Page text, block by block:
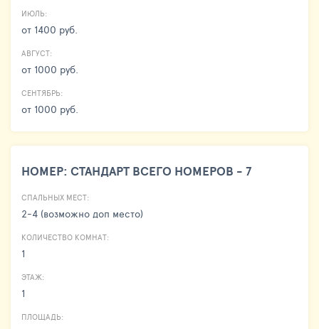
ИЮЛЬ:
от 1400 руб.
АВГУСТ:
от 1000 руб.
СЕНТЯБРЬ:
от 1000 руб.
НОМЕР: СТАНДАРТ ВСЕГО НОМЕРОВ - 7
СПАЛЬНЫХ МЕСТ:
2-4 (возможно доп место)
КОЛИЧЕСТВО КОМНАТ:
1
ЭТАЖ:
1
ПЛОЩАДЬ: